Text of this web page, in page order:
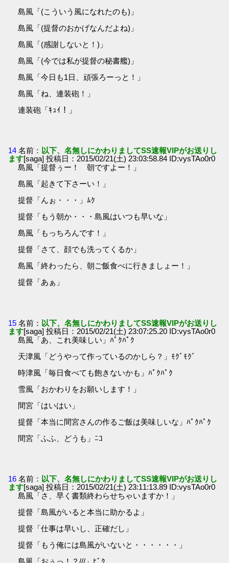
島風「(こういう風になれたのも)」
島風「(提督のおかげなんだよね)」
島風「(感謝しないと！)」
島風「(今では私が提督の秘書艦)」
島風「今日も1日、頑張ろーっと！」
島風「ね、連装砲！」
連装砲「ｷｭｲ！」
14 名前： 以下、名無しにかわりましてSS速報VIPがお送りし
ます[saga] 投稿日：2015/02/21(土) 23:03:58.84 ID:vysTAo0r0
島風「提督ぅー！ 朝ですよー！」
島風「起きて下さーい！」
提督「んぉ・・・」ﾑｸ
提督「もう朝か・・・島風はいつも早いな」
島風「もっちろんです！」
提督「さて、顔でも洗ってくるか」
島風「終わったら、朝ご飯食べに行きましょー！」
提督「あぁ」
15 名前： 以下、名無しにかわりましてSS速報VIPがお送りし
ます[saga] 投稿日：2015/02/21(土) 23:07:25.20 ID:vysTAo0r0
島風「あ、これ美味しい」ﾊﾟｸﾊﾟｸ
天津風「どうやって作っているのかしら？」ﾓｸﾞﾓｸﾞ
時津風「毎日食べても飽きないかも」ﾊﾟｸﾊﾟｸ
雪風「おかわりをお願いします！」
間宮「はいはい」
提督「本当に間宮さんの作るご飯は美味しいな」ﾊﾟｸﾊﾟｸ
間宮「ふふ、どうも」ﾆｺ
16 名前： 以下、名無しにかわりましてSS速報VIPがお送りし
ます[saga] 投稿日：2015/02/21(土) 23:11:13.89 ID:vysTAo0r0
島風「さ、早く書類終わらせちゃいますか！」
提督「島風がいると本当に助かるよ」
提督「仕事は早いし、正確だし」
提督「もう俺には島風がいないと・・・・・・」
島風「おぅっ！？///」ﾋﾞｸ